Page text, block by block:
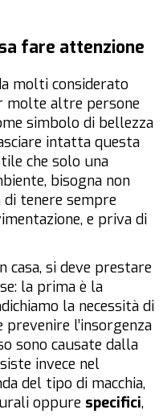
fare attenzione
molti considerato
molte altre persone
simbolo di bellezza
intatta questa
che solo una
bisogna non
di tenere sempre
e priva di
casa, si deve prestare
la prima è la
la necessità di
l’insorgenza
sono causate dalla
invece nel
del tipo di macchia,
oppure specifici,